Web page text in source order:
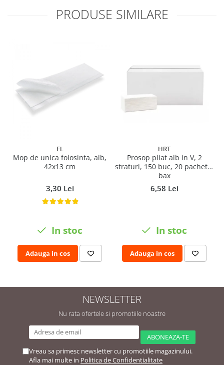
PRODUSE SIMILARE
FL
Mop de unica folosinta, alb,
42x13 cm
3,30 Lei
In stoc
Adauga in cos
HRT
Prosop pliat alb in V, 2
straturi, 150 buc, 20 pachete/
bax
6,58 Lei
In stoc
Adauga in cos
NEWSLETTER
Nu rata ofertele si promotiile noastre
Vreau sa primesc newsletter cu promotiile magazinului.
Afla mai multe in Politica de Confidentialitate